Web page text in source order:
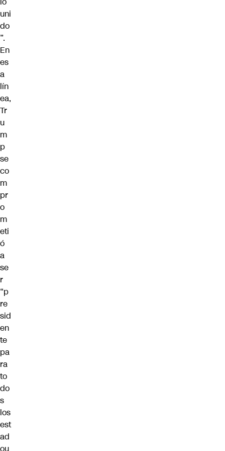
uni
do
”.
En
es
a
lín
ea,
Tr
u
m
p
se
co
m
pr
o
m
eti
ó
a
se
r
“p
re
sid
en
te
pa
ra
to
do
s
los
est
ad
ou